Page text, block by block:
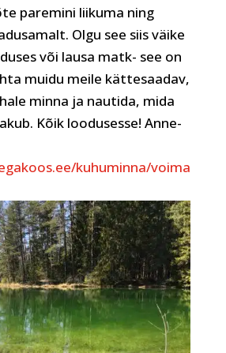
paremini liikuma ning
Olgu see siis väike
või lausa matk- see on
muidu meile kättesaadav,
minna ja nautida, mida
Kõik loodusesse! Anne-
kuhuminna/voima